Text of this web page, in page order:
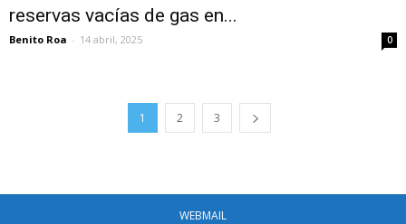
reservas vacías de gas en...
Benito Roa - 14 abril, 2025 0
1 2 3
WEBMAIL